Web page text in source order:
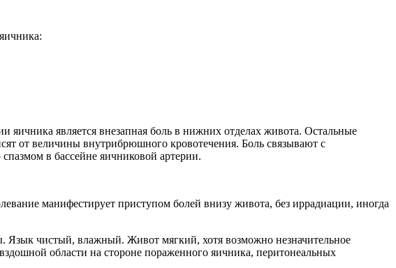
является внезапная боль в нижних отделах живота. Остальные
от величины внутрибрюшного кровотечения. Боль связывают с
в бассейне яичниковой артерии.
манифестирует приступом болей внизу живота, без иррадиации, иногда
чистый, влажный. Живот мягкий, хотя возможно незначительное
области на стороне пораженного яичника, перитонеальных